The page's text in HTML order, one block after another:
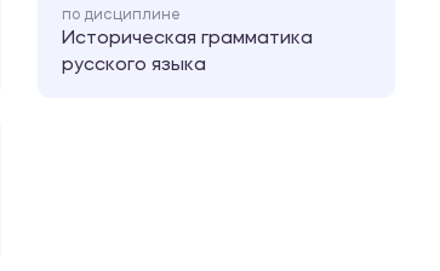
по дисциплине
Историческая грамматика
русского языка